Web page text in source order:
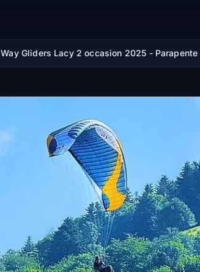
Way Gliders Lacy 2 occasion 2025 - Parapente